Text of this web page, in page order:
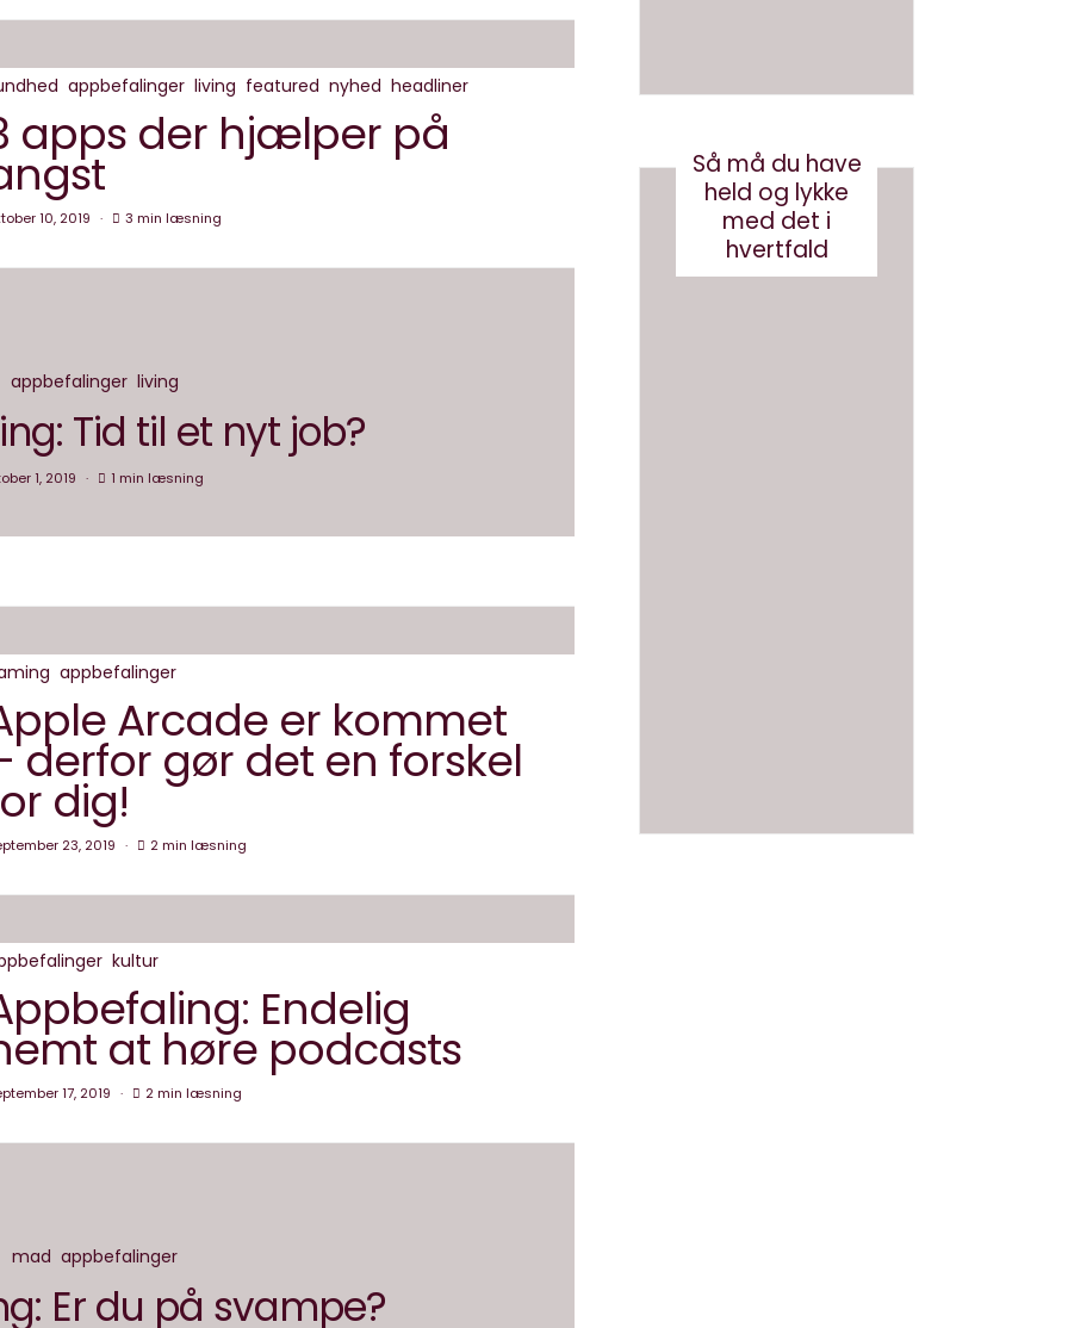
appbefalinger living featured nyhed headliner
apps der hjælper på
10, 2019 3 min læsning
appbefalinger living
Tid til et nyt job?
1, 2019 1 min læsning
appbefalinger
Arcade er kommet
derfor gør det en forskel
dig!
23, 2019 2 min læsning
kultur
Endelig
at høre podcasts
17, 2019 2 min læsning
mad appbefalinger
Er du på svampe?
Så må du have
held og lykke
med det i
hvertfald